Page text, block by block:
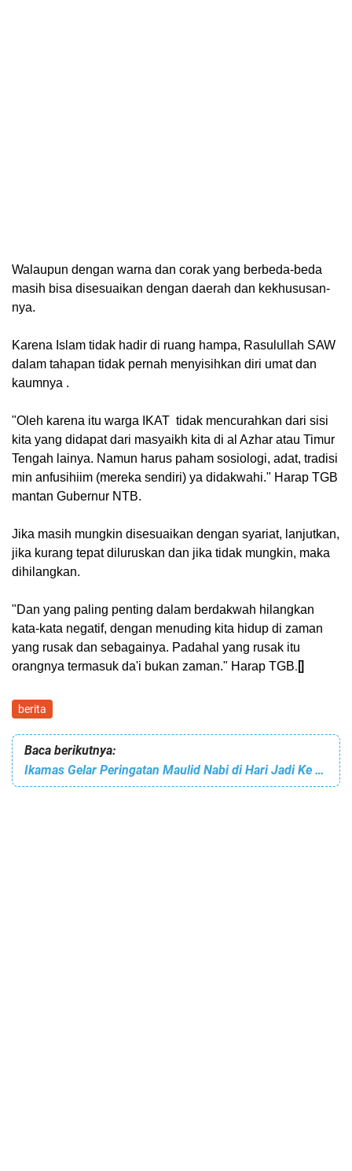
Walaupun dengan warna dan corak yang berbeda-beda
masih bisa disesuaikan dengan daerah dan kekhususan-
nya.
Karena Islam tidak hadir di ruang hampa, Rasulullah SAW
dalam tahapan tidak pernah menyisihkan diri umat dan
kaumnya .
"Oleh karena itu warga IKAT tidak mencurahkan dari sisi
kita yang didapat dari masyaikh kita di al Azhar atau Timur
Tengah lainya. Namun harus paham sosiologi, adat, tradisi
min anfusihiim (mereka sendiri) ya didakwahi." Harap TGB
mantan Gubernur NTB.
Jika masih mungkin disesuaikan dengan syariat, lanjutkan,
jika kurang tepat diluruskan dan jika tidak mungkin, maka
dihilangkan.
"Dan yang paling penting dalam berdakwah hilangkan
kata-kata negatif, dengan menuding kita hidup di zaman
yang rusak dan sebagainya. Padahal yang rusak itu
orangnya termasuk da'i bukan zaman." Harap TGB. []
berita
Baca berikutnya:
Ikamas Gelar Peringatan Maulid Nabi di Hari Jadi Ke 28